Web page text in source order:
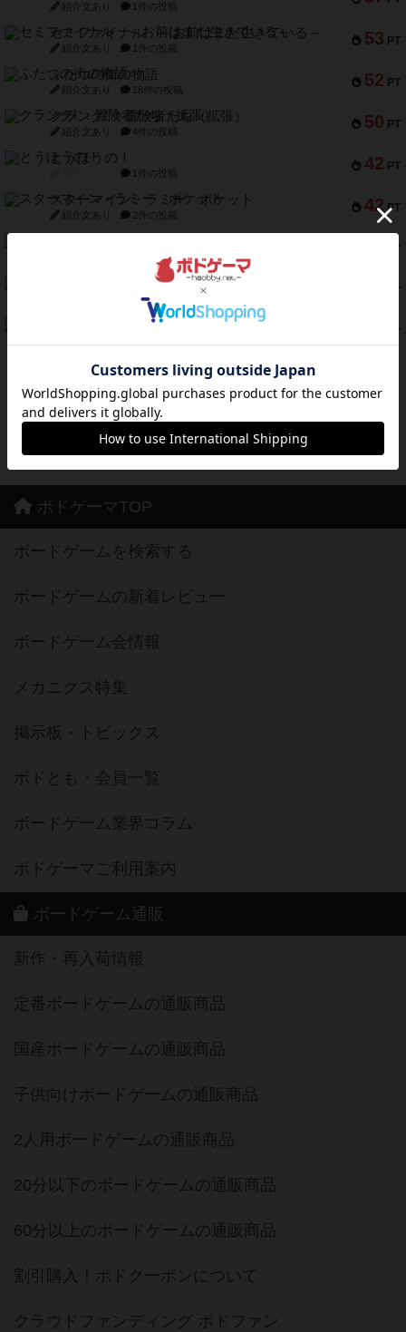
紹介文あり 1件の投稿
53 PT
セミファイナル ～お前はまだ生きている～
紹介文あり 1件の投稿
52 PT
ふたつの街の物語
紹介文あり 18件の投稿
50 PT
クランク! ：冒険者たち（拡張）
紹介文あり 4件の投稿
42 PT
とうほうの！
1件の投稿
42 PT
スターマイン・ラミー ポケット
紹介文あり 2件の投稿
PT
1件の投稿
PT
スーパーストア3000
1件の投稿
PT
フリップ７：復讐心とともに
※Apple、Apple のロゴ は、米国および他の国々で登録されたApple Inc.の商標です。
※App Store は、Apple Inc.のサービスマークです。
※Android は、グーグル インコーポレイテッドの商標または登録商標です。
※Google Play とそのロゴは、Google Inc.の商標または登録商標です。
ボドゲーマTOP
ボードゲームを検索する
ボードゲームの新着レビュー
ボードゲーム会情報
メカニクス特集
掲示板・トピックス
ボドとも・会員一覧
ボードゲーム業界コラム
ボドゲーマご利用案内
ボードゲーム通販
新作・再入荷情報
定番ボードゲームの通販商品
国産ボードゲームの通販商品
子供向けボードゲームの通販商品
2人用ボードゲームの通販商品
20分以下のボードゲームの通販商品
60分以上のボードゲームの通販商品
割引購入！ボドクーポンについて
クラウドファンディング ボドファン